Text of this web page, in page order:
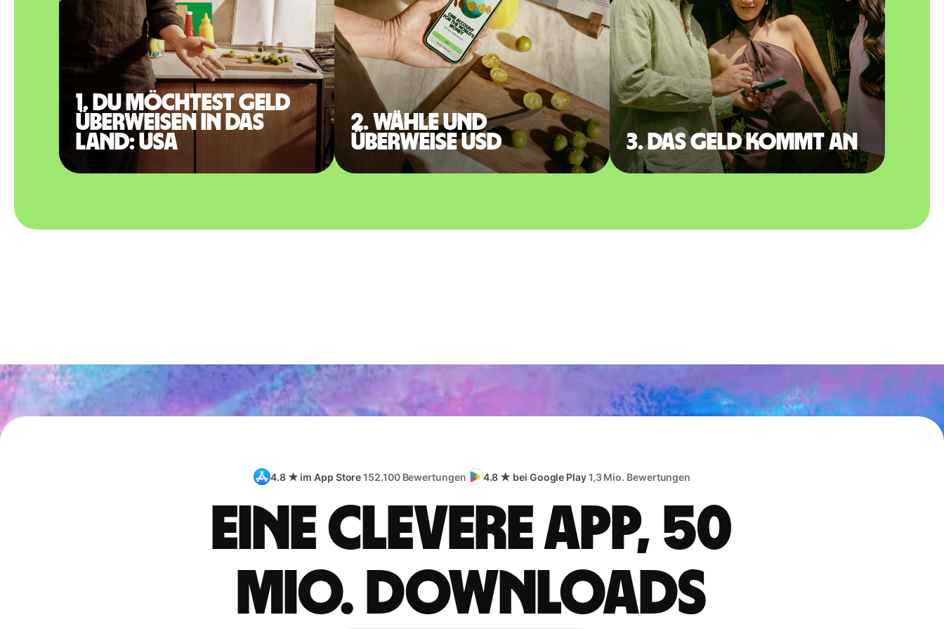
1. Du möchtest Geld
überweisen in das
Land: USA
2. Wähle und
überweise USD
3. Das Geld kommt an
4.8 ★ im App Store152.100 Bewertungen 4.8 ★ bei Google Play1,3 Mio. Bewertungen
Eine clevere App, 50
Mio. Downloads